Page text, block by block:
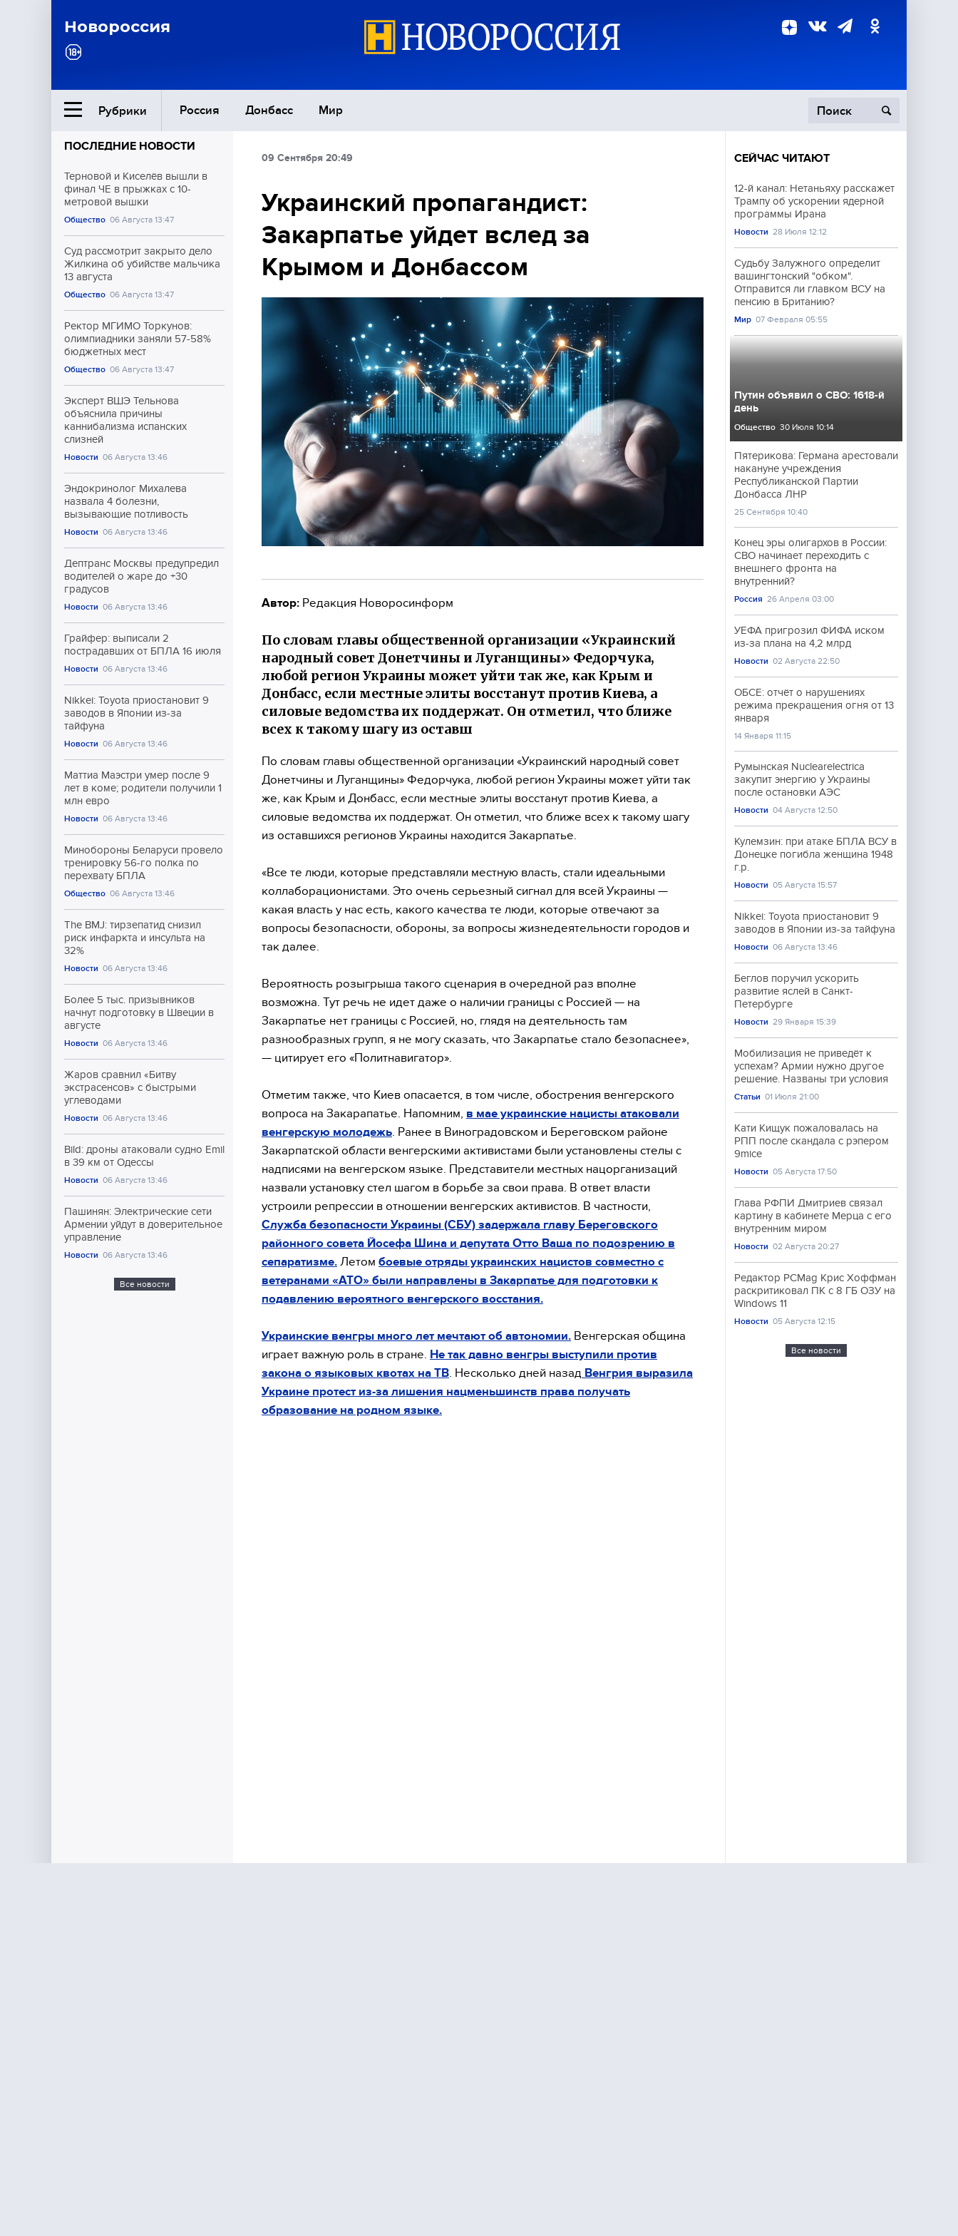
Новороссия
Рубрики Россия Донбасс Мир
Ближний Восток
Общество
Экономика
Происшествия
Культура
Спорт
ПОСЛЕДНИЕ НОВОСТИ
Терновой и Киселёв вышли в
финал ЧЕ в прыжках с 10-
метровой вышки
Общество 06 Августа 13:47
Суд рассмотрит закрыто дело
Жилкина об убийстве мальчика
13 августа
Общество 06 Августа 13:47
Ректор МГИМО Торкунов:
олимпиадники заняли 57-58%
бюджетных мест
Общество 06 Августа 13:47
Эксперт ВШЭ Тельнова
объяснила причины
каннибализма испанских
слизней
Новости 06 Августа 13:46
Эндокринолог Михалева
назвала 4 болезни,
вызывающие потливость
Новости 06 Августа 13:46
Дептранс Москвы предупредил
водителей о жаре до +30
градусов
Новости 06 Августа 13:46
Грайфер: выписали 2
пострадавших от БПЛА 16 июля
Новости 06 Августа 13:46
Nikkei: Toyota приостановит 9
заводов в Японии из-за
тайфуна
Новости 06 Августа 13:46
Маттиа Маэстри умер после 9
лет в коме; родители получили 1
млн евро
Новости 06 Августа 13:46
Минобороны Беларуси провело
тренировку 56-го полка по
перехвату БПЛА
Общество 06 Августа 13:46
The BMJ: тирзепатид снизил
риск инфаркта и инсульта на
32%
Новости 06 Августа 13:46
Более 5 тыс. призывников
начнут подготовку в Швеции в
августе
Новости 06 Августа 13:46
Жаров сравнил «Битву
экстрасенсов» с быстрыми
углеводами
Новости 06 Августа 13:46
Bild: дроны атаковали судно Emil
в 39 км от Одессы
Новости 06 Августа 13:46
Пашинян: Электрические сети
Армении уйдут в доверительное
управление
Новости 06 Августа 13:46
Все новости
09 Сентября 20:49
Украинский пропагандист:
Закарпатье уйдет вслед за
Крымом и Донбассом
Автор: Редакция Новоросинформ
По словам главы общественной организации «Украинский
народный совет Донетчины и Луганщины» Федорчука,
любой регион Украины может уйти так же, как Крым и
Донбасс, если местные элиты восстанут против Киева, а
силовые ведомства их поддержат. Он отметил, что ближе
всех к такому шагу из оставш
По словам главы общественной организации «Украинский народный совет
Донетчины и Луганщины» Федорчука, любой регион Украины может уйти так
же, как Крым и Донбасс, если местные элиты восстанут против Киева, а
силовые ведомства их поддержат. Он отметил, что ближе всех к такому шагу
из оставшихся регионов Украины находится Закарпатье.
«Все те люди, которые представляли местную власть, стали идеальными
коллаборационистами. Это очень серьезный сигнал для всей Украины —
какая власть у нас есть, какого качества те люди, которые отвечают за
вопросы безопасности, обороны, за вопросы жизнедеятельности городов и
так далее.
Вероятность розыгрыша такого сценария в очередной раз вполне
возможна. Тут речь не идет даже о наличии границы с Россией — на
Закарпатье нет границы с Россией, но, глядя на деятельность там
разнообразных групп, я не могу сказать, что Закарпатье стало безопаснее»,
— цитирует его «Политнавигатор».
Отметим также, что Киев опасается, в том числе, обострения венгерского
вопроса на Закарапатье. Напомним, в мае украинские нацисты атаковали
венгерскую молодежь . Ранее в Виноградовском и Береговском районе
Закарпатской области венгерскими активистами были установлены стелы с
надписями на венгерском языке. Представители местных нацорганизаций
назвали установку стел шагом в борьбе за свои права. В ответ власти
устроили репрессии в отношении венгерских активистов. В частности,
Служба безопасности Украины (СБУ) задержала главу Береговского
районного совета Йосефа Шина и депутата Отто Ваша по подозрению в
сепаратизме. Летом боевые отряды украинских нацистов совместно с
ветеранами «АТО» были направлены в Закарпатье для подготовки к
подавлению вероятного венгерского восстания.
Украинские венгры много лет мечтают об автономии. Венгерская община
играет важную роль в стране. Не так давно венгры выступили против
закона о языковых квотах на ТВ . Несколько дней назад Венгрия выразила
Украине протест из-за лишения нацменьшинств права получать
образование на родном языке.
СЕЙЧАС ЧИТАЮТ
12-й канал: Нетаньяху расскажет
Трампу об ускорении ядерной
программы Ирана
Новости 28 Июля 12:12
Судьбу Залужного определит
вашингтонский "обком".
Отправится ли главком ВСУ на
пенсию в Британию?
Мир 07 Февраля 05:55
Путин объявил о СВО: 1618-й
день
Общество 30 Июля 10:14
Пятерикова: Германа арестовали
накануне учреждения
Республиканской Партии
Донбасса ЛНР
25 Сентября 10:40
Конец эры олигархов в России:
СВО начинает переходить с
внешнего фронта на
внутренний?
Россия 26 Апреля 03:00
УЕФА пригрозил ФИФА иском
из-за плана на 4,2 млрд
Новости 02 Августа 22:50
ОБСЕ: отчёт о нарушениях
режима прекращения огня от 13
января
14 Января 11:15
Румынская Nuclearelectrica
закупит энергию у Украины
после остановки АЭС
Новости 04 Августа 12:50
Кулемзин: при атаке БПЛА ВСУ в
Донецке погибла женщина 1948
г.р.
Новости 05 Августа 15:57
Nikkei: Toyota приостановит 9
заводов в Японии из-за тайфуна
Новости 06 Августа 13:46
Беглов поручил ускорить
развитие яслей в Санкт-
Петербурге
Новости 29 Января 15:39
Мобилизация не приведёт к
успехам? Армии нужно другое
решение. Названы три условия
Статьи 01 Июля 21:00
Кати Кищук пожаловалась на
РПП после скандала с рэпером
9mice
Новости 05 Августа 17:50
Глава РФПИ Дмитриев связал
картину в кабинете Мерца с его
внутренним миром
Новости 02 Августа 20:27
Редактор PCMag Крис Хоффман
раскритиковал ПК с 8 ГБ ОЗУ на
Windows 11
Новости 05 Августа 12:15
Все новости